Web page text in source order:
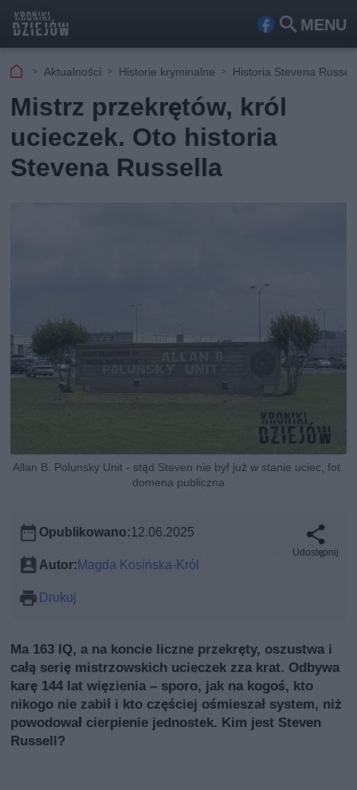
MENU
Fa
ook
Szu
kaj
Aktualności Historie kryminalne Historia Stevena
Mistrz przekrętów, król
ucieczek. Oto historia
Stevena Russella
Allan B. Polunsky Unit - stąd Steven nie był już w stanie uciec, fot.
domena publiczna
Opublikowano:12.06.2025
Autor:Magda Kosińska-Król
Drukuj
Udostępnij
Ma 163 IQ, a na koncie liczne przekręty, oszustwa i
całą serię mistrzowskich ucieczek zza krat. Odbywa
karę 144 lat więzienia – sporo, jak na kogoś, kto
nikogo nie zabił i kto częściej ośmieszał system, niż
powodował cierpienie jednostek. Kim jest Steven
Russell?